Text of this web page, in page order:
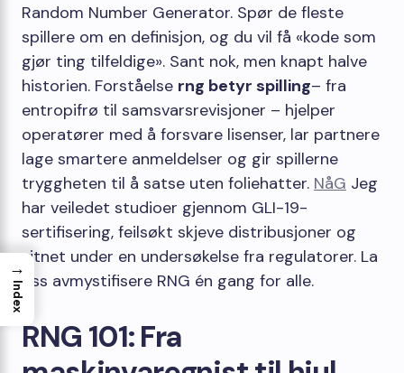
Random Number Generator. Spør de fleste
spillere om en definisjon, og du vil få «kode som
gjør ting tilfeldige». Sant nok, men knapt halve
historien. Forståelse rng betyr spilling– fra
entropifrø til samsvarsrevisjoner – hjelper
operatører med å forsvare lisenser, lar partnere
lage smartere anmeldelser og gir spillerne
tryggheten til å satse uten foliehatter. NåG Jeg
har veiledet studioer gjennom GLI-19-
sertifisering, feilsøkt skjeve distribusjoner og
vitnet under en undersøkelse fra regulatorer. La
oss avmystifisere RNG én gang for alle.
RNG 101: Fra
→
Index